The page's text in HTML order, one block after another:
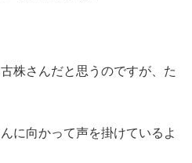
株さんだと思うのですが、た
に向かって声を掛けているよ